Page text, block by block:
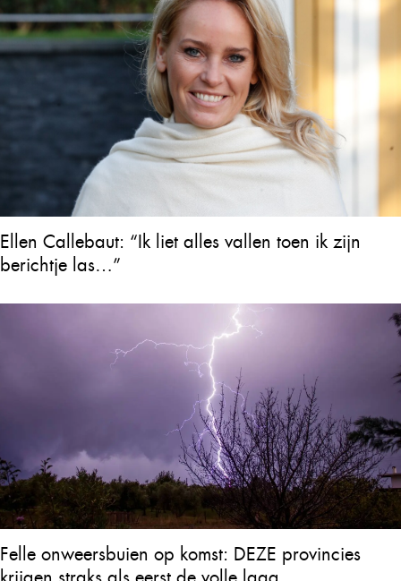
Ellen Callebaut: “Ik liet alles vallen toen ik zijn
berichtje las…”
Felle onweersbuien op komst: DEZE provincies